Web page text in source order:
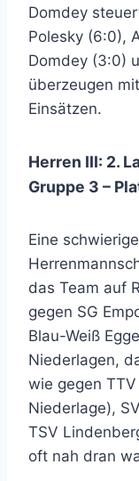
Domdey
Polesky (6:0),
Domdey (3:0)
überzeugen
Einsätzen.
Herren III: 2.
Gruppe 3 –
Eine
das Team auf
gegen SG
Blau-Weiß
Niederlagen,
wie gegen
Niederlage),
TSV
oft nah dran